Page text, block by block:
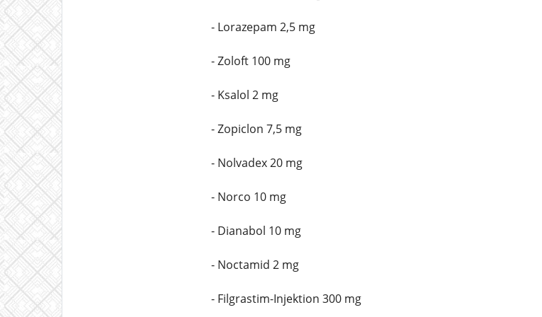
- Lorazepam 2,5 mg
- Zoloft 100 mg
- Ksalol 2 mg
- Zopiclon 7,5 mg
- Nolvadex 20 mg
- Norco 10 mg
- Dianabol 10 mg
- Noctamid 2 mg
- Filgrastim-Injektion 300 mg